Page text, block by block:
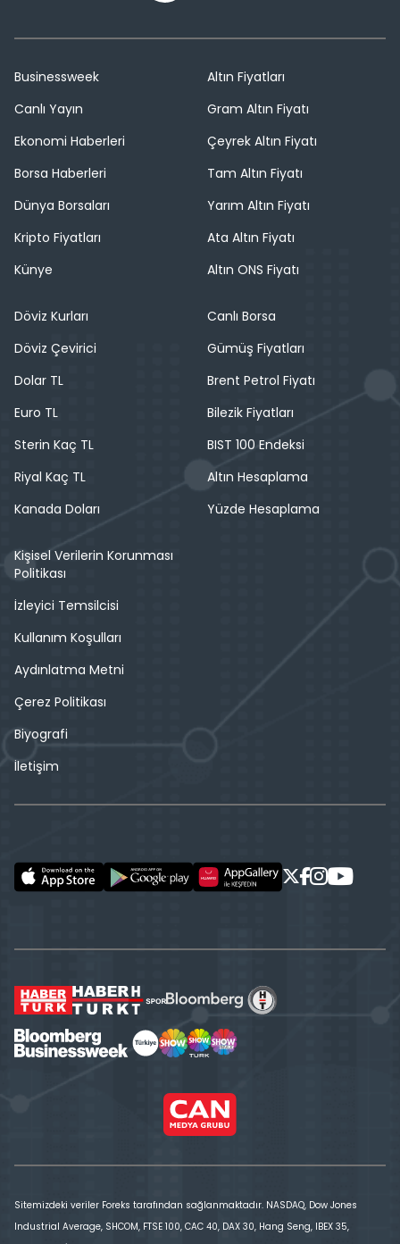
Businessweek
Canlı Yayın
Ekonomi Haberleri
Borsa Haberleri
Dünya Borsaları
Kripto Fiyatları
Künye
Altın Fiyatları
Gram Altın Fiyatı
Çeyrek Altın Fiyatı
Tam Altın Fiyatı
Yarım Altın Fiyatı
Ata Altın Fiyatı
Altın ONS Fiyatı
Döviz Kurları
Döviz Çevirici
Dolar TL
Euro TL
Sterin Kaç TL
Riyal Kaç TL
Kanada Doları
Canlı Borsa
Gümüş Fiyatları
Brent Petrol Fiyatı
Bilezik Fiyatları
BIST 100 Endeksi
Altın Hesaplama
Yüzde Hesaplama
Kişisel Verilerin Korunması
Politikası
İzleyici Temsilcisi
Kullanım Koşulları
Aydınlatma Metni
Çerez Politikası
Biyografi
İletişim
Sitemizdeki veriler Foreks tarafından sağlanmaktadır. NASDAQ, Dow Jones
Industrial Average, SHCOM, FTSE 100, CAC 40, DAX 30, Hang Seng, IBEX 35,